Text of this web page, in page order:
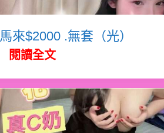
馬來$2000 .無套（光）
閱讀全文